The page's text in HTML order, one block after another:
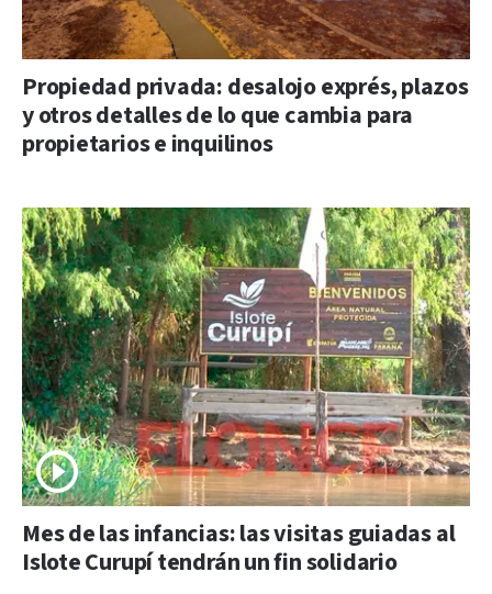
Propiedad privada: desalojo exprés, plazos
y otros detalles de lo que cambia para
propietarios e inquilinos
Mes de las infancias: las visitas guiadas al
Islote Curupí tendrán un fin solidario